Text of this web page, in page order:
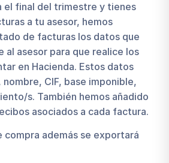
el final del trimestre y tienes
a tu asesor, hemos
de facturas los datos que
al asesor para que realice los
en Hacienda. Estos datos
CIF, base imponible,
s. También hemos añadido
asociados a cada factura.
compra además se exportará